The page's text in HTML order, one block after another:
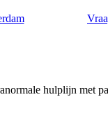
hulplijn met